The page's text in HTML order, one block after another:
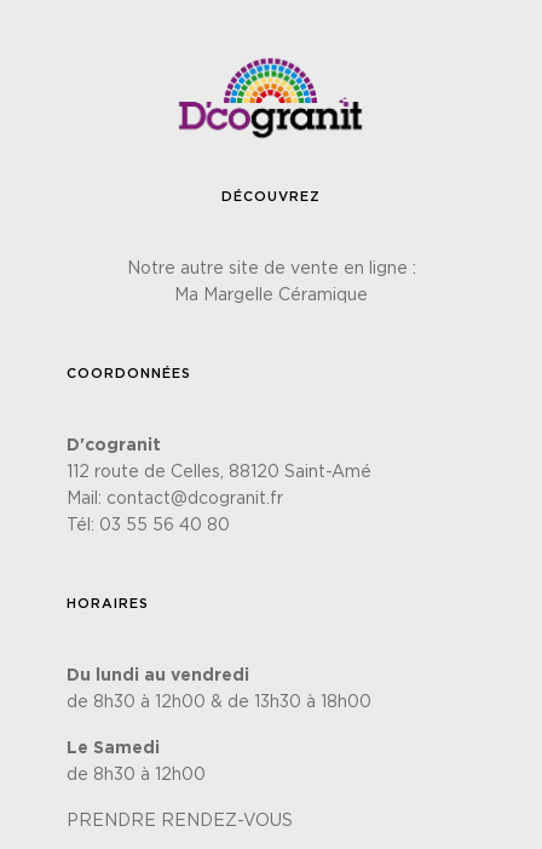
DÉCOUVREZ
Notre autre site de vente en ligne :
Ma Margelle Céramique
COORDONNÉES
D'cogranit
112 route de Celles, 88120 Saint-Amé
Mail: contact@dcogranit.fr
Tél: 03 55 56 40 80
HORAIRES
Du lundi au vendredi
de 8h30 à 12h00 & de 13h30 à 18h00
Le Samedi
de 8h30 à 12h00
PRENDRE RENDEZ-VOUS